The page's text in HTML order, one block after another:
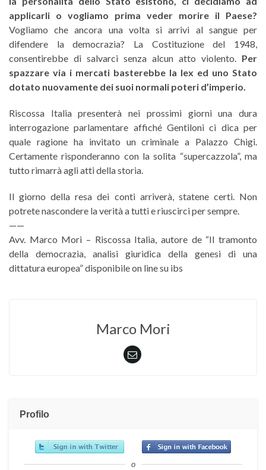
applicarli o vogliamo prima veder morire il Paese?
Vogliamo che ancora una volta si arrivi al sangue per
difendere la democrazia? La Costituzione del 1948,
consentirebbe di salvarci senza alcun atto violento. Per
spazzare via i mercati basterebbe la lex ed uno Stato
dotato nuovamente dei suoi normali poteri d’imperio.
Riscossa Italia presenterà nei prossimi giorni una dura
interrogazione parlamentare affiché Gentiloni ci dica per
quale ragione ha invitato un criminale a Palazzo Chigi.
Certamente risponderanno con la solita “supercazzola”, ma
tutto rimarrà agli atti della storia.
Il giorno della resa dei conti arriverà, statene certi. Non
potrete nascondere la verità a tutti e riuscirci per sempre.
——
Avv. Marco Mori – Riscossa Italia, autore de “Il tramonto
della democrazia, analisi giuridica della genesi di una
dittatura europea” disponibile on line su ibs
Marco Mori
Profilo
o